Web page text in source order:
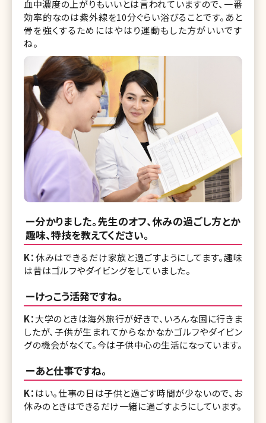
血中濃度の上がりもいいとは言われていますので、一番
効率的なのは紫外線を10分ぐらい浴びることです。あと
骨を強くするためにはやはり運動もした方がいいです
ね。
ー分かりました。先生のオフ、休みの過ごし方とか
趣味、特技を教えてください。
K：休みはできるだけ家族と過ごすようにしてます。趣味
は昔はゴルフやダイビングをしていました。
ーけっこう活発ですね。
K：大学のときは海外旅行が好きで、いろんな国に行きま
したが、子供が生まれてからなかなかゴルフやダイビン
グの機会がなくて。今は子供中心の生活になっています。
ーあと仕事ですね。
K： はい。仕事の日は子供と過ごす時間が少ないので、お
休みのときはできるだけ一緒に過ごすようにしています。